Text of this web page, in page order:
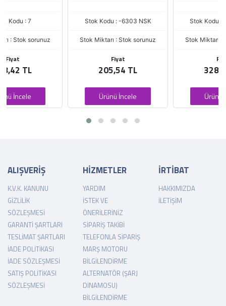
Stok Kodu : -6303 NSK
Stok Miktarı : Stok sorunuz
Stok Kodu : B8-85-NSK
Stok Miktarı : Stok sorunuz
ALIŞVERİŞ
K.V.K. KANUNU
GIZLILIK
SÖZLEŞMESI
GARANTI ŞARTLARI
TESLIMAT ŞARTLARI
İADE POLITIKASI
İADE SÖZLEŞMESI
SATIŞ POLITIKASI
SÖZLEŞMESI
HİZMETLER
YARDIM
İSTEK VE
ÖNERILERINIZ
SIPARIŞ TAKIBI
TELEFONLA SIPARIŞ
MARŞ MOTORU
BILGILENDIRME
ALTERNATÖR (ŞARJ
DINAMOSU)
BILGILENDIRME
İRTİBAT
HAKKIMIZDA
İLETIŞIM